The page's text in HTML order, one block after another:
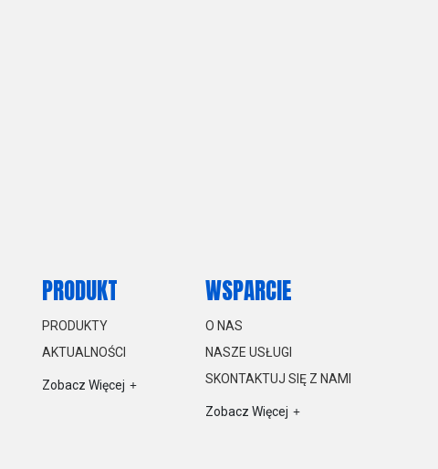
PRODUKT
PRODUKTY
AKTUALNOŚCI
Zobacz Więcej
WSPARCIE
O NAS
NASZE USŁUGI
SKONTAKTUJ SIĘ Z NAMI
Zobacz Więcej